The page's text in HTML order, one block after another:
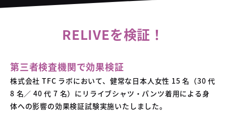
RELIVEを検証！
第三者検査機関で効果検証
株式会社 TFC ラボにおいて、健常な日本人女性 15 名（30 代
8 名／ 40 代 7 名）にリライブシャツ・パンツ着用による身
体への影響の効果検証試験実施いたしました。